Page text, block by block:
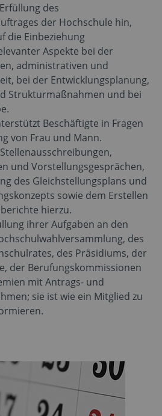
des
der Hochschule hin,
die Einbeziehung
Aspekte bei der
administrativen und
bei der Entwicklungsplanung,
Strukturmaßnahmen und bei
Beschäftigte in Fragen
von Frau und Mann.
und Vorstellungsgesprächen,
des Gleichstellungsplans und
sowie dem Erstellen
hierzu.
ihrer Aufgaben an den
des
des Präsidiums, der
der Berufungskommissionen
mit Antrags- und
sie ist wie ein Mitglied zu